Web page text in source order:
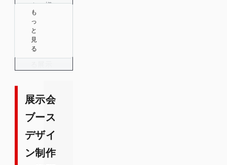
カー様-
ご依頼
内容-東
京で開
催され
ザイン-
デザイ
ン制作
時のポ
来場者
も
っ
と
見
る
展示会
ブース
デザイ
ン制作